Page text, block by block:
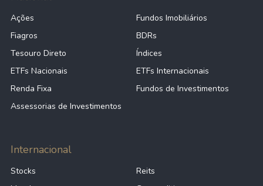
Ações
Fundos Imobiliários
Fiagros
BDRs
Tesouro Direto
Índices
ETFs Nacionais
ETFs Internacionais
Renda Fixa
Fundos de Investimentos
Assessorias de Investimentos
Internacional
Stocks
Reits